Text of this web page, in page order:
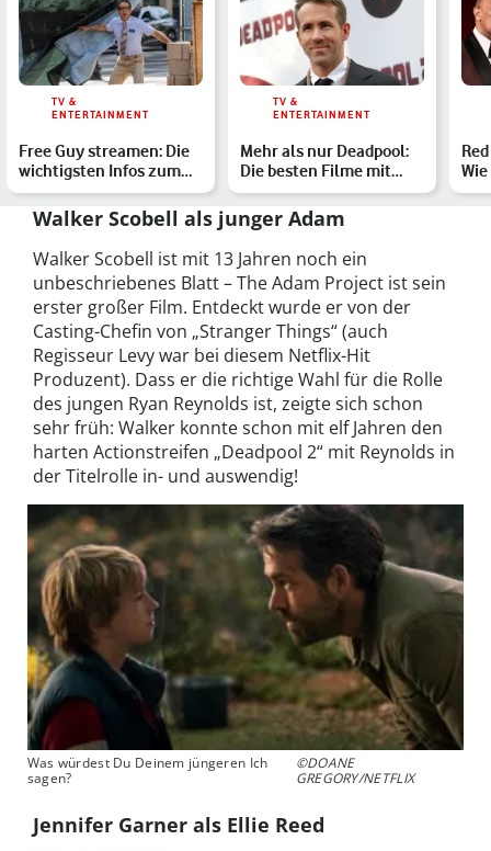
TV &
ENTERTAINMENT
Free Guy streamen: Die
wichtigsten Infos zum
Ryan-Reynolds-Film
TV &
ENTERTAINMENT
Mehr als nur Deadpool:
Die besten Filme mit
Ryan Reynolds
Walker Scobell als junger Adam
Walker Scobell ist mit 13 Jahren noch ein
unbeschriebenes Blatt – The Adam Project ist sein
erster großer Film. Entdeckt wurde er von der
Casting-Chefin von „Stranger Things“ (auch
Regisseur Levy war bei diesem Netflix-Hit
Produzent). Dass er die richtige Wahl für die Rolle
des jungen Ryan Reynolds ist, zeigte sich schon
sehr früh: Walker konnte schon mit elf Jahren den
harten Actionstreifen „Deadpool 2“ mit Reynolds in
der Titelrolle in- und auswendig!
Was würdest Du Deinem jüngeren Ich
sagen?
©DOANE
GREGORY/NETFLIX
Jennifer Garner als Ellie Reed